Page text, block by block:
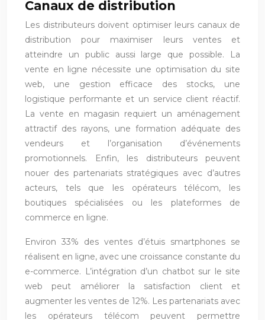
Canaux de distribution
Les distributeurs doivent optimiser leurs canaux de
distribution pour maximiser leurs ventes et
atteindre un public aussi large que possible. La
vente en ligne nécessite une optimisation du site
web, une gestion efficace des stocks, une
logistique performante et un service client réactif.
La vente en magasin requiert un aménagement
attractif des rayons, une formation adéquate des
vendeurs et l’organisation d’événements
promotionnels. Enfin, les distributeurs peuvent
nouer des partenariats stratégiques avec d’autres
acteurs, tels que les opérateurs télécom, les
boutiques spécialisées ou les plateformes de
commerce en ligne.
Environ 33% des ventes d’étuis smartphones se
réalisent en ligne, avec une croissance constante du
e-commerce. L’intégration d’un chatbot sur le site
web peut améliorer la satisfaction client et
augmenter les ventes de 12%. Les partenariats avec
les opérateurs télécom peuvent permettre